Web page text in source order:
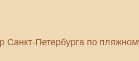
Санкт-Петербурга по